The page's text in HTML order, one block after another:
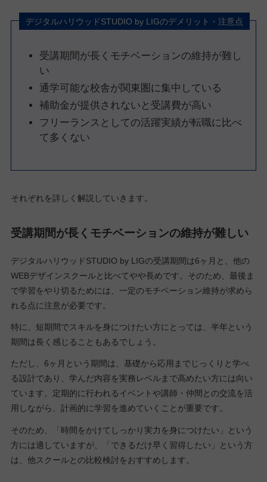
デジタルハリウッドSTUDIO by LIGのデメリット・注意点
受講期間が長くモチベーションの維持が難し
い
通学可能な校舎が関東圏に集中している
補助金が提供されないと受講費が高い
フリーランスとしての活躍実績が転職に比べ
て多くない
それぞれを詳しく解説していきます。
受講期間が長くモチベーションの維持が難しい
デジタルハリウッドSTUDIO by LIGの受講期間は6ヶ月と、他の
WEBデザインスクールと比べてやや長めです。そのため、最後ま
で学習をやり切るためには、一定のモチベーション維持が求めら
れる点に注意が必要です。
特に、短期間でスキルを身につけたい方にとっては、半年という
期間は長く感じることもあるでしょう。
ただし、6ヶ月という期間は、基礎から応用までじっくりと学べ
る設計であり、学んだ内容を実務レベルまで高めたい方には向い
ています。定期的に行われるイベントや講師・仲間との交流を活
用しながら、計画的に学習を進めていくことが重要です。
そのため、「時間をかけてしっかり実力を身につけたい」という
方には適していますが、「できるだけ早く習得したい」という方
は、他スクールとの比較検討をおすすめします。